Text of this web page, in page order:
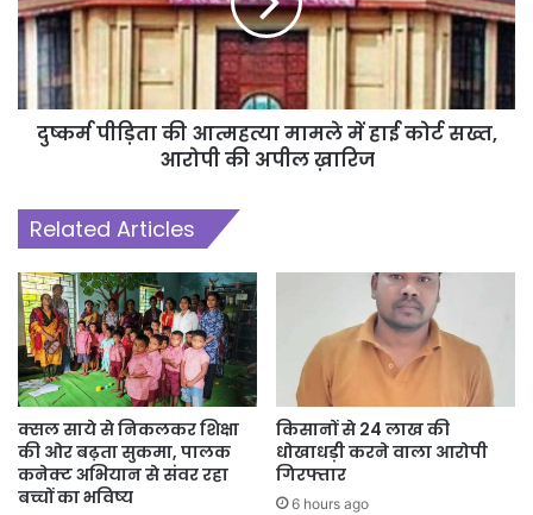
दुष्कर्म पीड़िता की आत्महत्या मामले में हाई कोर्ट सख्त,
आरोपी की अपील ख़ारिज
Related Articles
क्सल साये से निकलकर शिक्षा
की ओर बढ़ता सुकमा, पालक
कनेक्ट अभियान से संवर रहा
बच्चों का भविष्य
किसानों से 24 लाख की
धोखाधड़ी करने वाला आरोपी
गिरफ्तार
6 hours ago